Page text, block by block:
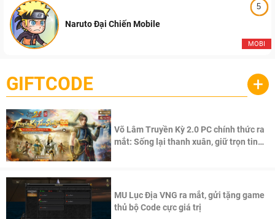
5
MOBI
Naruto Đại Chiến Mobile
GIFTCODE +
Võ Lâm Truyền Kỳ 2.0 PC chính thức ra
mắt: Sống lại thanh xuân, giữ trọn tinh
MU Lục Địa VNG ra mắt, gửi tặng game
thủ bộ Code cực giá trị